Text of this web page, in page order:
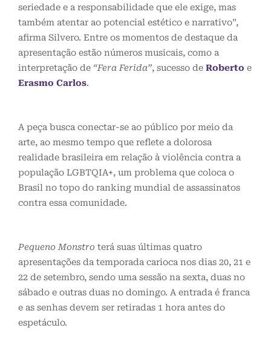
seriedade e a responsabilidade que ele exige, mas
também atentar ao potencial estético e narrativo”,
afirma Silvero. Entre os momentos de destaque da
apresentação estão números musicais, como a
interpretação de “Fera Ferida”, sucesso de Roberto e
Erasmo Carlos.
A peça busca conectar-se ao público por meio da
arte, ao mesmo tempo que reflete a dolorosa
realidade brasileira em relação à violência contra a
população LGBTQIA+, um problema que coloca o
Brasil no topo do ranking mundial de assassinatos
contra essa comunidade.
Pequeno Monstro terá suas últimas quatro
apresentações da temporada carioca nos dias 20, 21 e
22 de setembro, sendo uma sessão na sexta, duas no
sábado e outras duas no domingo. A entrada é franca
e as senhas devem ser retiradas 1 hora antes do
espetáculo.